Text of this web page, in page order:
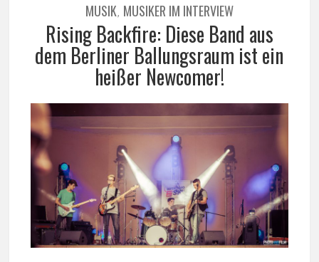
MUSIK, MUSIKER IM INTERVIEW
Rising Backfire: Diese Band aus
dem Berliner Ballungsraum ist ein
heißer Newcomer!